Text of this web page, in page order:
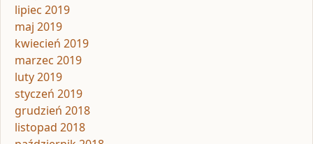
lipiec 2019
maj 2019
kwiecień 2019
marzec 2019
luty 2019
styczeń 2019
grudzień 2018
listopad 2018